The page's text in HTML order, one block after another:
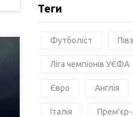
Теги
Футболіст
Ліга чемпіонів УЄФА
Євро Англія
Італія Прем'єр-